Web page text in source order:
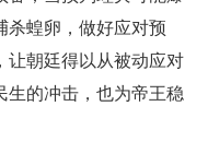
杀蝗卵，做好应对预
让朝廷得以从被动应对
生的冲击，也为帝王稳